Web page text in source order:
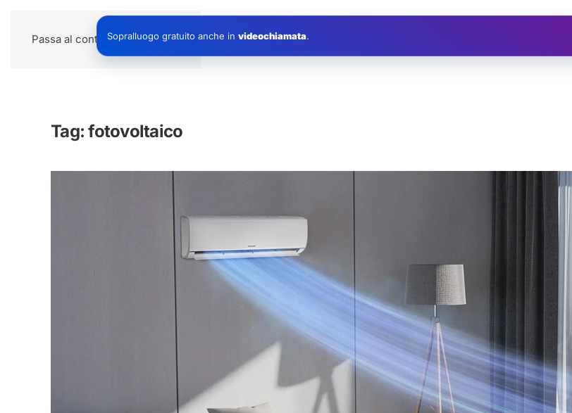
Passa al contenuto principale Impianti
Tag:fotovoltaico
Sopralluogo gratuito anche in videochiamata.